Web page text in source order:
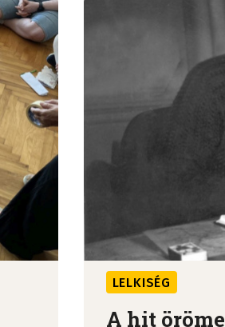
LELKISÉG
A hit öröme